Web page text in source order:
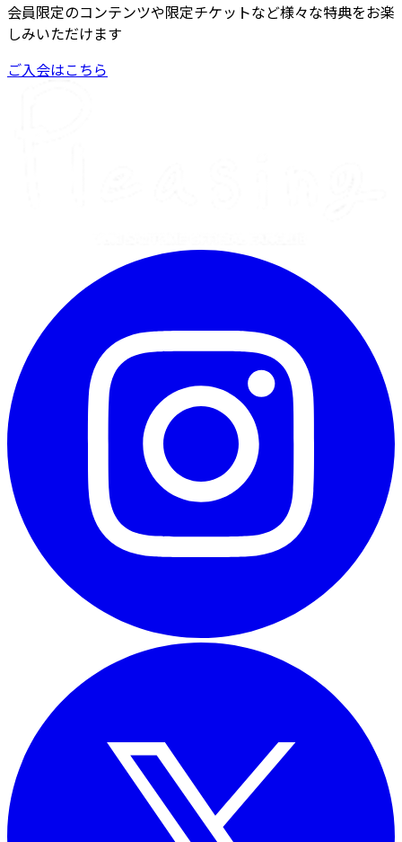
会員限定のコンテンツや限定チケットなど様々な特典をお楽
しみいただけます
ご入会はこちら